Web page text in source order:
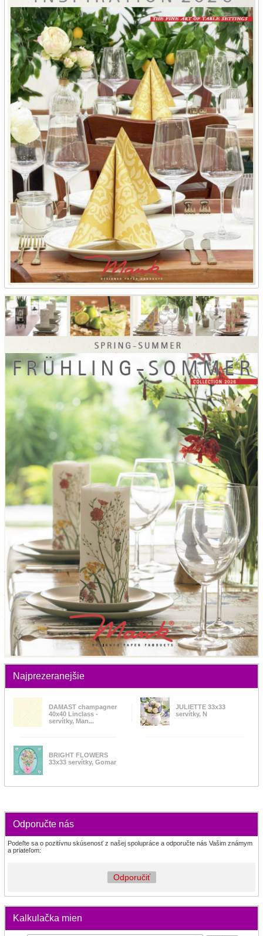
Najprezeranejšie
DAMAST champagner
40x40 Linclass -
servítky, Man...
JULIETTE 33x33
servítky, N
BRIGHT FLOWERS
33x33 servítky, Gomar
Odporučte nás
Podeľte sa o pozitívnu skúsenosť z našej spolupráce a odporučte nás Vašim známym
a priateľom:
Odporučiť
Kalkulačka mien